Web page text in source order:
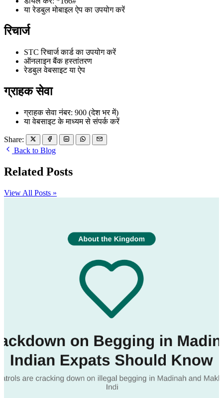
या रेडबुल मोबाइल ऐप का उपयोग करें
रिचार्ज
STC रिचार्ज कार्ड का उपयोग करें
ऑनलाइन बैंक हस्तांतरण
रेडबुल वेबसाइट या ऐप
ग्राहक सेवा
ग्राहक सेवा नंबर: 900 (देश भर में)
या वेबसाइट के माध्यम से संपर्क करें
Share:
Back to Blog
Related Posts
View All Posts »